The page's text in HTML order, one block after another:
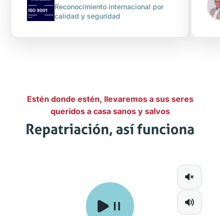
Reconocimiento internacional por
calidad y seguridad
Estén donde estén, llevaremos a sus seres
queridos a casa sanos y salvos
Repatriación, así funciona